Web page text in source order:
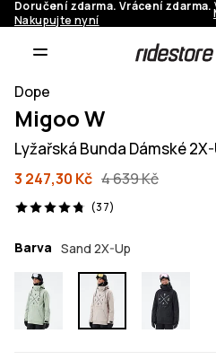
Doručení zdarma. Vrácení zdarma.
Nakupujte nyní
Dope
Migoo W
Lyžařská Bunda Dámské
3 247,30 Kč 4 639 Kč
(37)
37 recenze, 4.8/5
Barva Sand 2X-Up